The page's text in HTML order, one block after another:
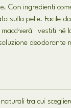
Con ingredienti
sulla pelle. Facile
macchierà i vestiti né
deodorante
tra cui